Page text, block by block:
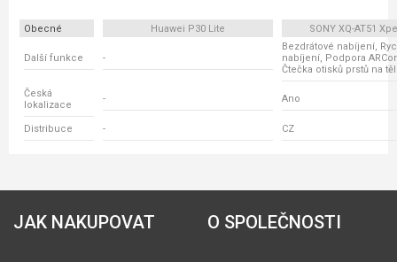
Obecné Huawei P30 Lite SONY XQ-AT51
Další funkce -
Bezdrátové nabíjení,
nabíjení, Podpora
Čtečka otisků prstů na
Česká
lokalizace
- Ano
Distribuce - CZ
JAK NAKUPOVAT O SPOLEČNOSTI